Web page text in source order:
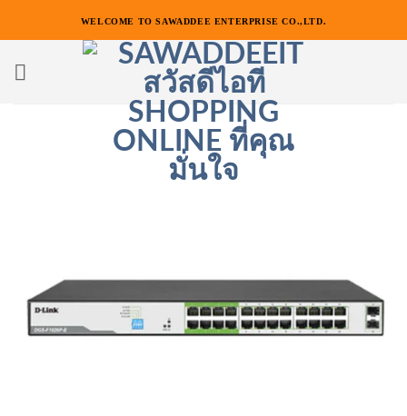
เนื้อหา
WELCOME TO SAWADDEE ENTERPRISE CO.,LTD.